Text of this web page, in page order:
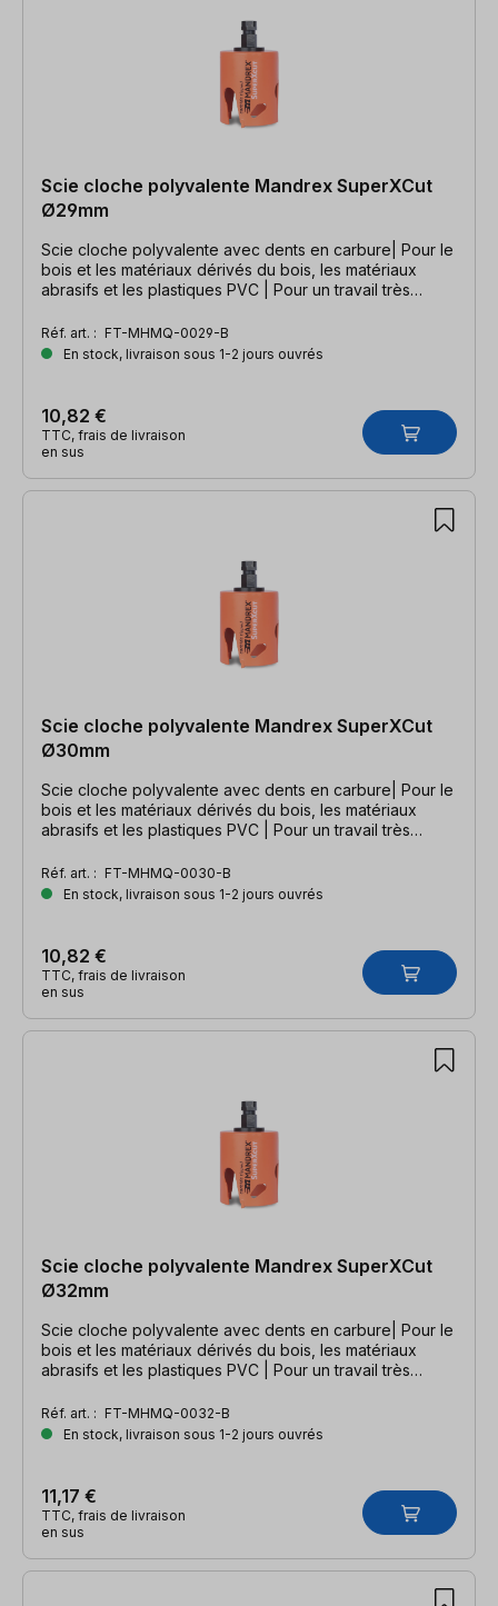
Scie cloche polyvalente Mandrex SuperXCut
Ø29mm
Scie cloche polyvalente avec dents en carbure| Pour le
bois et les matériaux dérivés du bois, les matériaux
abrasifs et les plastiques PVC | Pour un travail très
Réf. art. : FT-MHMQ-0029-B
En stock, livraison sous 1-2 jours ouvrés
10,82 €
TTC, frais de livraison
en sus
Scie cloche polyvalente Mandrex SuperXCut
Ø30mm
Scie cloche polyvalente avec dents en carbure| Pour le
bois et les matériaux dérivés du bois, les matériaux
abrasifs et les plastiques PVC | Pour un travail très
Réf. art. : FT-MHMQ-0030-B
En stock, livraison sous 1-2 jours ouvrés
10,82 €
TTC, frais de livraison
en sus
Scie cloche polyvalente Mandrex SuperXCut
Ø32mm
Scie cloche polyvalente avec dents en carbure| Pour le
bois et les matériaux dérivés du bois, les matériaux
abrasifs et les plastiques PVC | Pour un travail très
Réf. art. : FT-MHMQ-0032-B
En stock, livraison sous 1-2 jours ouvrés
11,17 €
TTC, frais de livraison
en sus